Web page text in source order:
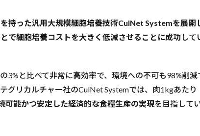
持った汎用大規模細胞培養技術CulNet Systemを展開
で細胞培養コストを大きく低減させることに成功 して
3%と比べて非常に高効率で、環境への不可も98%削減
グリカルチャー社のCulNet Systemでは、肉1kgあたり
可能かつ安定した経済的な食糧生産の実現を目指して